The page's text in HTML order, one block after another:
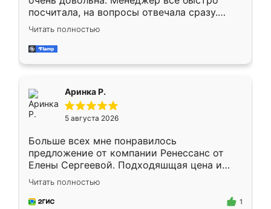
посчитала, на вопросы отвечала сразу.
Замерщик приехал в субботу, подошёл к
делу со всей ответственностью. Собрали
за день, ребята работали аккуратно, даже
Читать полностью
Аринка Р.
5 августа 2026
Больше всех мне понравилось
предложение от компании Ренессанс от
Елены Сергеевой. Подходяшщая цена и
короткие сроки изготовления. Приехавший
для замера сотрудник Владислав
предложил по моему эскизу самый
Читать полностью
1